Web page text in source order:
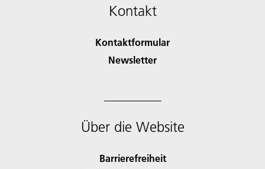
Kontakt
Kontaktformular
Newsletter
Über die Website
Barrierefreiheit